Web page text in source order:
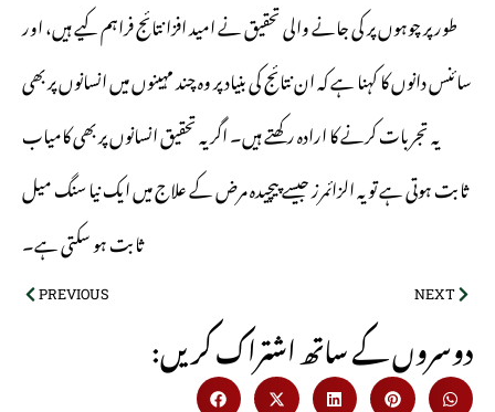
طور پر چوہوں پر کی جانے والی تحقیق نے امید افزا نتائج فراہم کیے ہیں، اور
سائنس دانوں کا کہنا ہے کہ ان نتائج کی بنیاد پر وہ چند مہینوں میں انسانوں پر بھی
یہ تجربات کرنے کا ارادہ رکھتے ہیں۔ اگر یہ تحقیق انسانوں پر بھی کامیاب
ثابت ہوتی ہے تو یہ الزائمرز جیسے پیچیدہ مرض کے علاج میں ایک نیا سنگ میل
ثابت ہو سکتی ہے۔
PREVIOUS NEXT
:دوسروں کے ساتھ اشتراک کریں